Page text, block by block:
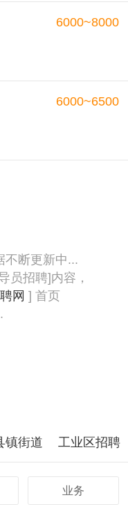
6000~8000
6000~6500
不断更新中...
员招聘]内容，
网 ] 首页
镇街道 工业区招聘
业务